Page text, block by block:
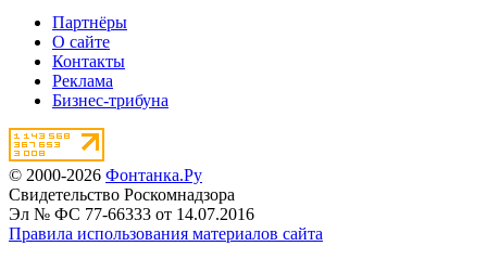
Партнёры
О сайте
Контакты
Реклама
Бизнес-трибуна
© 2000-2026 Фонтанка.Ру
Свидетельство Роскомнадзора
Эл № ФС 77-66333 от 14.07.2016
Правила использования материалов сайта